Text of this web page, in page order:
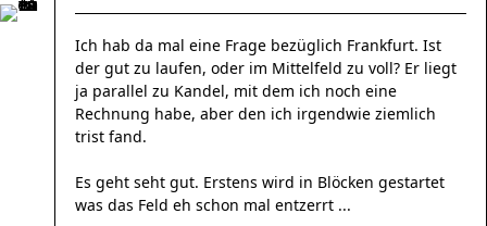
Ich hab da mal eine Frage bezüglich Frankfurt. Ist
der gut zu laufen, oder im Mittelfeld zu voll? Er liegt
ja parallel zu Kandel, mit dem ich noch eine
Rechnung habe, aber den ich irgendwie ziemlich
trist fand.
Es geht seht gut. Erstens wird in Blöcken gestartet
was das Feld eh schon mal entzerrt ...